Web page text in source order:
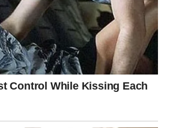
svoju srodnu
emotivni trenuci.
ŠANSE ZA